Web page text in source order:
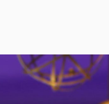
inscreva-se